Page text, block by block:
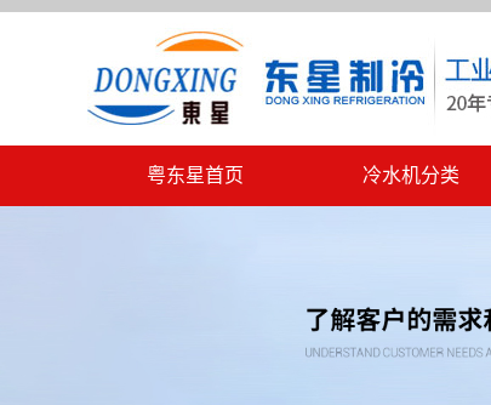
粤东星首页 冷水机分类